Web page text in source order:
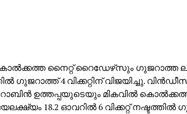
നൈറ്റ് റൈഡേഴ്‌സും ഗുജറാത്ത
ഗുജറാത്ത് 4 വിക്കറ്റിന് വിജയിച്ചു.
ഉത്തപ്പയുടെയും മികവില്‍
18.2 ഓവറില്‍ 6 വിക്കറ്റ് നഷ്ടത്തില്‍